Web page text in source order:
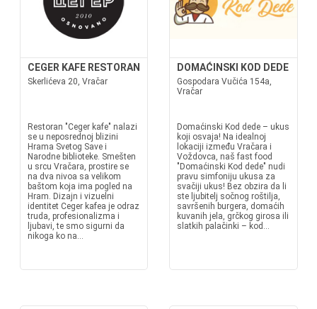
CEGER KAFE RESTORAN
Skerlićeva 20, Vračar
Restoran "Ceger kafe" nalazi
se u neposrednoj blizini
Hrama Svetog Save i
Narodne biblioteke. Smešten
u srcu Vračara, prostire se
na dva nivoa sa velikom
baštom koja ima pogled na
Hram. Dizajn i vizuelni
identitet Ceger kafea je odraz
truda, profesionalizma i
ljubavi, te smo sigurni da
nikoga ko na...
DOMAĆINSKI KOD DEDE
Gospodara Vučića 154a,
Vračar
Domaćinski Kod dede – ukus
koji osvaja! Na idealnoj
lokaciji između Vračara i
Voždovca, naš fast food
"Domaćinski Kod dede" nudi
pravu simfoniju ukusa za
svačiji ukus! Bez obzira da li
ste ljubitelj sočnog roštilja,
savršenih burgera, domaćih
kuvanih jela, grčkog girosa ili
slatkih palačinki – kod...